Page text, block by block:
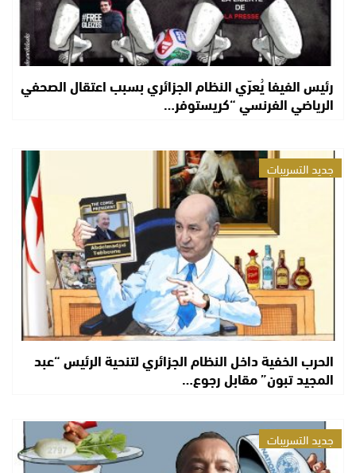
رئيس الفيفا يُعرّي النظام الجزائري بسبب اعتقال الصحفي
الرياضي الفرنسي “كريستوفر…
جديد التسريبات
الحرب الخفية داخل النظام الجزائري لتنحية الرئيس “عبد
المجيد تبون” مقابل رجوع…
جديد التسريبات